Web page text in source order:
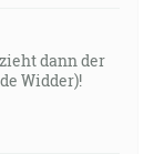
dann der
Widder)!